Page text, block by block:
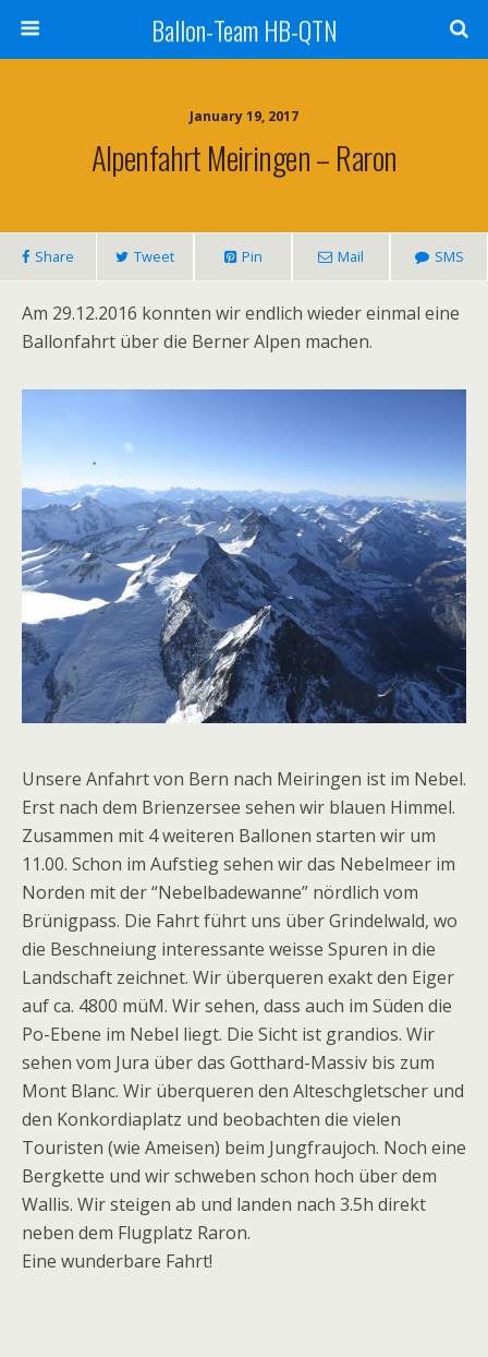
Ballon-Team HB-QTN
January 19, 2017
Alpenfahrt Meiringen – Raron
Share Tweet Pin Mail SMS
Am 29.12.2016 konnten wir endlich wieder einmal eine
Ballonfahrt über die Berner Alpen machen.
Unsere Anfahrt von Bern nach Meiringen ist im Nebel.
Erst nach dem Brienzersee sehen wir blauen Himmel.
Zusammen mit 4 weiteren Ballonen starten wir um
11.00. Schon im Aufstieg sehen wir das Nebelmeer im
Norden mit der “Nebelbadewanne” nördlich vom
Brünigpass. Die Fahrt führt uns über Grindelwald, wo
die Beschneiung interessante weisse Spuren in die
Landschaft zeichnet. Wir überqueren exakt den Eiger
auf ca. 4800 müM. Wir sehen, dass auch im Süden die
Po-Ebene im Nebel liegt. Die Sicht ist grandios. Wir
sehen vom Jura über das Gotthard-Massiv bis zum
Mont Blanc. Wir überqueren den Alteschgletscher und
den Konkordiaplatz und beobachten die vielen
Touristen (wie Ameisen) beim Jungfraujoch. Noch eine
Bergkette und wir schweben schon hoch über dem
Wallis. Wir steigen ab und landen nach 3.5h direkt
neben dem Flugplatz Raron.
Eine wunderbare Fahrt!